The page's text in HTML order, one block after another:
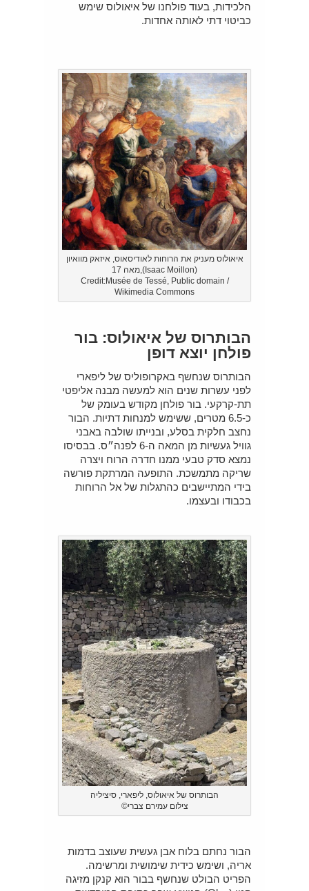
הלכידות, בעוד פולחנו של איאולוס שימש
כביטוי דתי לאותה אחדות.
איאולוס מעניק את הרוחות לאודיסאוס, איזאק מוואיון
(Isaac Moillon),מאה 17
Credit:Musée de Tessé, Public domain /
Wikimedia Commons
הבותרוס של איאולוס: בור
פולחן יוצא דופן
הבותרוס שנחשף באקרופוליס של ליפארי
לפני עשרות שנים הוא למעשה מבנה אליפטי
תת-קרקעי. בור פולחן מקודש בעומק של
כ-6.5 מטרים, ששימש למנחות דתיות. הבור
נחצב חלקית בסלע, ובנייתו שולבה באבני
גוויל געשיות מן המאה ה-6 לפנה״ס. בבסיסו
נמצא סדק טבעי ממנו חדרה הרוח ויצרה
שריקה מתמשכת. התופעה המרתקת פורשה
בידי המתיישבים כהתגלות של אל הרוחות
בכבודו ובעצמו.
הבותרוס של איאולוס, ליפארי, סיציליה
צילום עמירם צברי©
הבור נחתם בלוח אבן געשית שעוצב בדמות
אריה, ושימש כידית שימושית ומרשימה.
הפריט הבולט שנחשף בבור הוא קנקן מזיגה